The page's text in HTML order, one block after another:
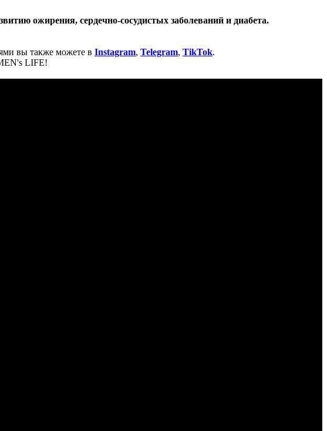
ожирения, сердечно-сосудистых заболеваний и диабета.
вы также можете в Instagram, Telegram, TikTok.
LIFE!